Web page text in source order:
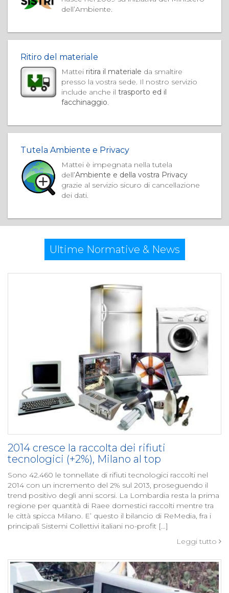
dell’Ambiente.
Ritiro del materiale
Mattei ritira il materiale da smaltire
presso la vostra sede. Il nostro servizio
include anche il trasporto ed il
facchinaggio.
Tutela Ambiente e Privacy
Mattei è impegnata nella tutela
dell’Ambiente e della vostra Privacy
grazie al servizio sicuro di cancellazione
dei dati.
Ultime Normative & News
2014 cresce la raccolta dei rifiuti
tecnologici (+2%), Milano al top
Sono 42.460 le tonnellate di rifiuti tecnologici raccolti nel
2014 con un incremento del 2% sul 2013, proseguendo il
trend positivo degli anni scorsi. La Lombardia resta la prima
regione per quantità di Raee domestici raccolti mentre tra
le città spicca Milano. E’ questo il bilancio di ReMedia, fra i
principali Sistemi Collettivi italiani no-profit […]
Leggi tutto